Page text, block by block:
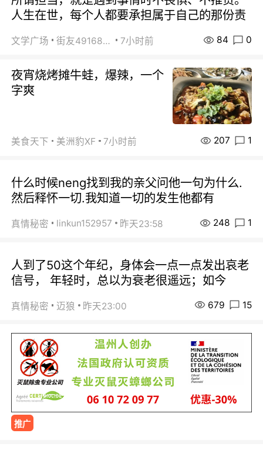
人生在世，每个人都要承担属于自己的那份责
文学广场 街友49168527 7小时前 84 0
夜宵烧烤摊牛蛙，爆辣，一个
字爽
美食天下 美洲豹XF 7小时前 207 1
什么时候neng找到我的亲父问他一句为什么.
然后释怀一切.我知道一切的发生他都有
真情秘密 linkun152957 昨天23:58 248 1
人到了50这个年纪，身体会一点一点发出哀老
信号， 年轻时，总以为衰老很遥远；如今
真情秘密 迈狼 昨天23:00 679 15
推广